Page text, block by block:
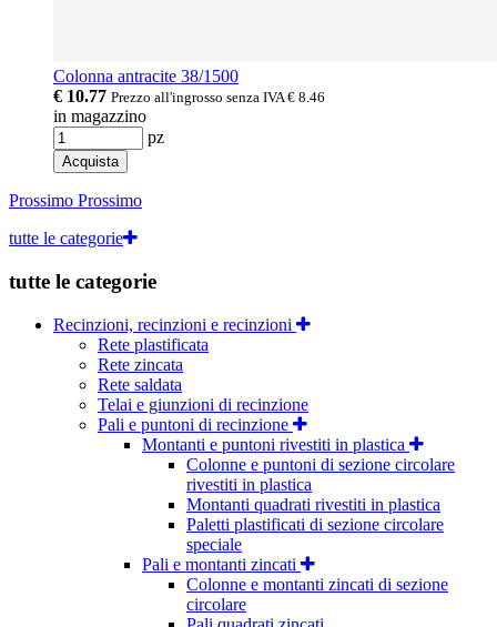
Colonna antracite 38/1500
€ 10.77 Prezzo all'ingrosso senza IVA€ 8.46
in magazzino
pz
Acquista
Prossimo Prossimo
tutte le categorie
tutte le categorie
Recinzioni, recinzioni e recinzioni
Rete plastificata
Rete zincata
Rete saldata
Telai e giunzioni di recinzione
Pali e puntoni di recinzione
Montanti e puntoni rivestiti in plastica
Colonne e puntoni di sezione circolare
rivestiti in plastica
Montanti quadrati rivestiti in plastica
Paletti plastificati di sezione circolare
speciale
Pali e montanti zincati
Colonne e montanti zincati di sezione
circolare